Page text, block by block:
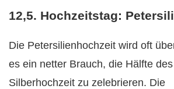
12,5. Hochzeitstag:
Die Petersilienhochzeit wird oft
es ein netter Brauch, die Hälfte
Silberhochzeit zu zelebrieren. Die